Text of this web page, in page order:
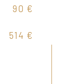
90 €
514 €